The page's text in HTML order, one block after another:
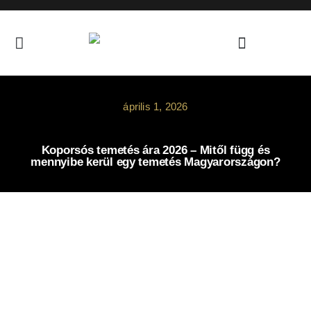
Skip
content
április 1, 2026
Koporsós temetés ára 2026 – Mitől függ és
mennyibe kerül egy temetés Magyarországon?